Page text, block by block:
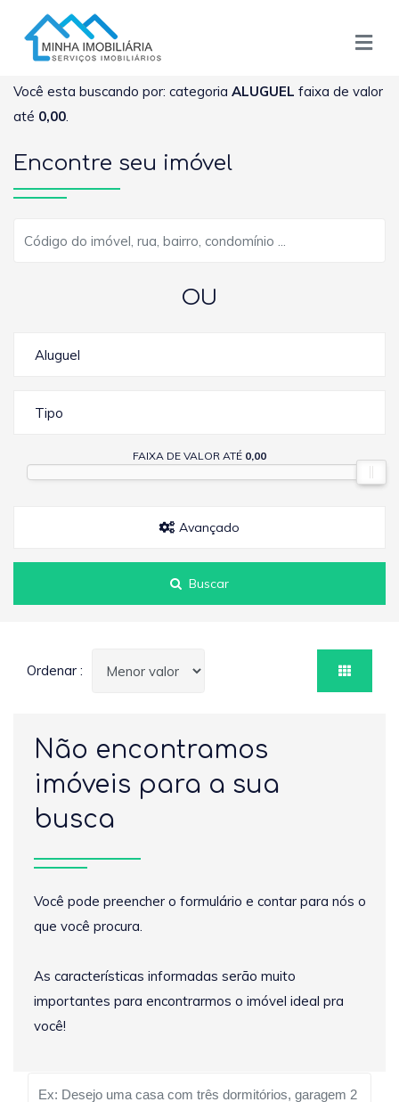
Você esta buscando por: categoria ALUGUEL faixa de valor
até 0,00
Encontre seu imóvel
OU
Aluguel
Tipo
FAIXA DE VALOR ATÉ 0,00
Avançado
Buscar
Ordenar :
Não encontramos
imóveis para a sua
busca
Você pode preencher o formulário e contar para nós o
que você procura.
As características informadas serão muito
importantes para encontrarmos o imóvel ideal pra
você!